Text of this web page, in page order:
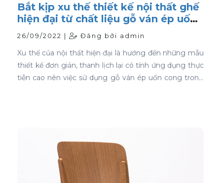
Bắt kịp xu thế thiết kế nội thất ghế
hiện đại từ chất liệu gỗ ván ép uốn
cong
26/09/2022 | Đăng bởi admin
Xu thế của nội thất hiện đại là hướng đến những mẫu
thiết kế đơn giản, thanh lịch lại có tính ứng dụng thực
tiễn cao nên việc sử dụng gỗ ván ép uốn cong trong